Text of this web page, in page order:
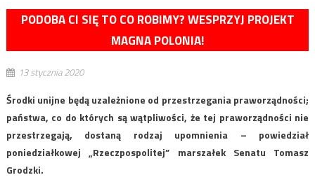
PODOBA CI SIĘ TO CO ROBIMY? WESPRZYJ PROJEKT
MAGNA POLONIA!
13 stycznia 2020
Środki unijne będą uzależnione od przestrzegania praworządności;
państwa, co do których są wątpliwości, że tej praworządności nie
przestrzegają, dostaną rodzaj upomnienia – powiedział
poniedziałkowej „Rzeczpospolitej” marszałek Senatu Tomasz
Grodzki.